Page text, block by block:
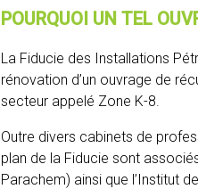
POURQUOI UN TEL
La Fiducie des Installations
rénovation d’un ouvrage de
secteur appelé Zone K-8.
Outre divers cabinets de
plan de la Fiducie sont
Parachem) ainsi que l’Institut